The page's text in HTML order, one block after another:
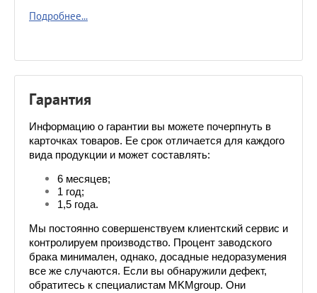
Подробнее...
Гарантия
Информацию о гарантии вы можете почерпнуть в
карточках товаров. Ее срок отличается для каждого
вида продукции и может составлять:
6 месяцев;
1 год;
1,5 года.
Мы постоянно совершенствуем клиентский сервис и
контролируем производство. Процент заводского
брака минимален, однако, досадные недоразумения
все же случаются. Если вы обнаружили дефект,
обратитесь к специалистам MKMgroup. Они